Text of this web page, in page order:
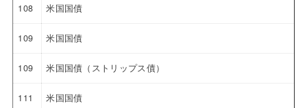
108 米国国債
109 米国国債
109 米国国債（ストリップス債）
111 米国国債